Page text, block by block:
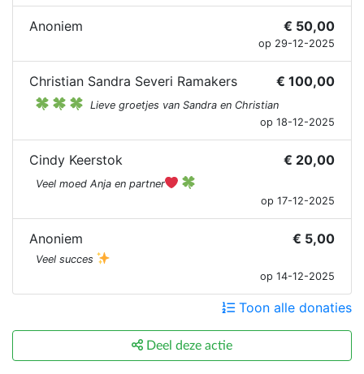
Anoniem € 50,00
op 29-12-2025
Christian Sandra Severi Ramakers € 100,00
Lieve groetjes van Sandra en Christian
op 18-12-2025
Cindy Keerstok € 20,00
Veel moed Anja en partner
op 17-12-2025
Anoniem € 5,00
Veel succes
op 14-12-2025
Toon alle donaties
Deel deze actie